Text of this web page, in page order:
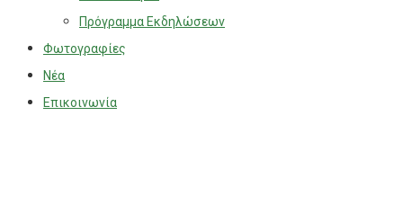
Πρόγραμμα Εκδηλώσεων
Φωτογραφίες
Νέα
Επικοινωνία